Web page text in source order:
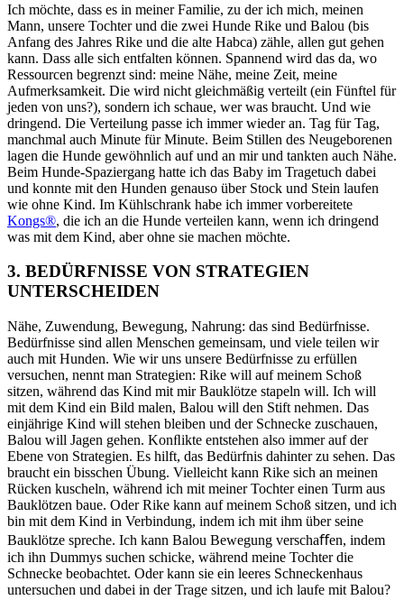
Ich möchte, dass es in meiner Familie, zu der ich mich, meinen
Mann, unsere Tochter und die zwei Hunde Rike und Balou (bis
Anfang des Jahres Rike und die alte Habca) zähle, allen gut gehen
kann. Dass alle sich entfalten können. Spannend wird das da, wo
Ressourcen begrenzt sind: meine Nähe, meine Zeit, meine
Aufmerksamkeit. Die wird nicht gleichmäßig verteilt (ein Fünftel für
jeden von uns?), sondern ich schaue, wer was braucht. Und wie
dringend. Die Verteilung passe ich immer wieder an. Tag für Tag,
manchmal auch Minute für Minute. Beim Stillen des Neugeborenen
lagen die Hunde gewöhnlich auf und an mir und tankten auch Nähe.
Beim Hunde-Spaziergang hatte ich das Baby im Tragetuch dabei
und konnte mit den Hunden genauso über Stock und Stein laufen
wie ohne Kind. Im Kühlschrank habe ich immer vorbereitete
Kongs®, die ich an die Hunde verteilen kann, wenn ich dringend
was mit dem Kind, aberohne sie machen möchte.
3. BEDÜRFNISSE VON STRATEGIEN
UNTERSCHEIDEN
Nähe, Zuwendung, Bewegung, Nahrung: das sind Bedürfnisse.
Bedürfnisse sind allen Menschen gemeinsam, und viele teilen wir
auch mit Hunden. Wie wir uns unsere Bedürfnisse zu erfüllen
versuchen, nennt man Strategien: Rike will auf meinem Schoß
sitzen, während das Kind mit mir Bauklötze stapeln will. Ich will
mit dem Kind ein Bild malen, Balou will den Stift nehmen. Das
einjährige Kind will stehen bleiben und der Schnecke zuschauen,
Balou will Jagen gehen. Konﬂikte entstehen also immer auf der
Ebene von Strategien. Es hilft, das Bedürfnis dahinter zu sehen. Das
braucht ein bisschen Übung. Vielleicht kann Rike sich an meinen
Rücken kuscheln, während ich mit meiner Tochter einen Turm aus
Bauklötzen baue. Oder Rike kann auf meinem Schoß sitzen, und ich
bin mit dem Kind in Verbindung, indem ich mit ihm über seine
Bauklötze spreche. Ich kann Balou Bewegung verschaﬀen, indem
ich ihn Dummys suchen schicke, während meine Tochter die
Schnecke beobachtet. Oder kann sie ein leeres Schneckenhaus
untersuchen und dabei in der Trage sitzen, und ich laufe mit Balou?